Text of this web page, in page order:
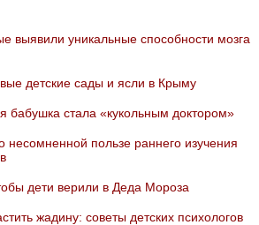
выявили уникальные способности мозга
детские сады и ясли в Крыму
бабушка стала «кукольным доктором»
пользе раннего изучения
дети верили в Деда Мороза
жадину: советы детских психологов